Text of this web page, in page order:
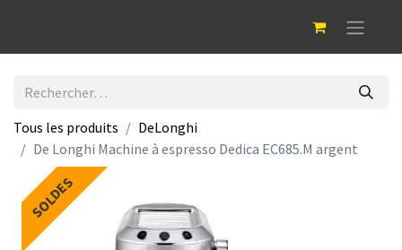
Tous les produits
DeLonghi
De Longhi Machine à espresso Dedica EC685.M argent
SOLDES